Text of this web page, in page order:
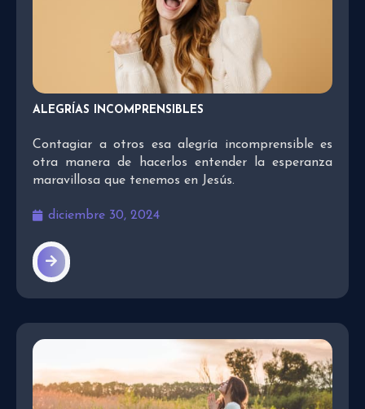
ALEGRÍAS INCOMPRENSIBLES
Contagiar a otros esa alegría incomprensible es
otra manera de hacerlos entender la esperanza
maravillosa que tenemos en Jesús.
diciembre 30, 2024